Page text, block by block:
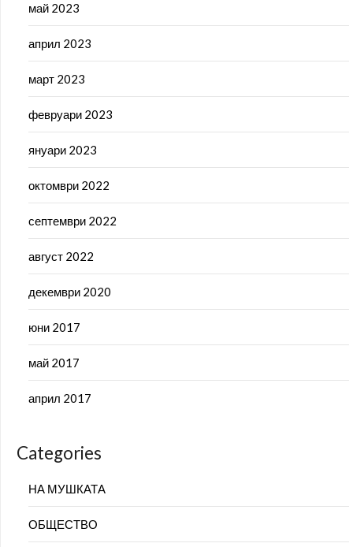
май 2023
април 2023
март 2023
февруари 2023
януари 2023
октомври 2022
септември 2022
август 2022
декември 2020
юни 2017
май 2017
април 2017
Categories
НА МУШКАТА
ОБЩЕСТВО